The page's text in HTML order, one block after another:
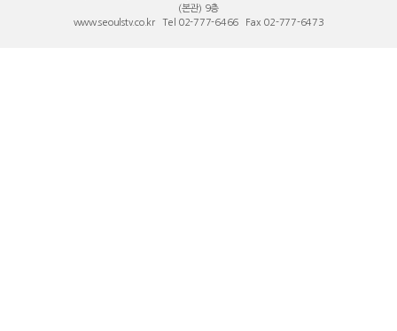
(본관) 9층
www.seoulstv.co.kr Tel 02-777-6466 Fax 02-777-6473